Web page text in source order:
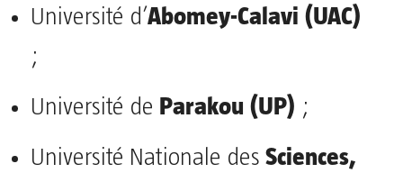
Université d’Abomey-Calavi (UAC)
;
Université de Parakou (UP) ;
Université Nationale des Sciences,